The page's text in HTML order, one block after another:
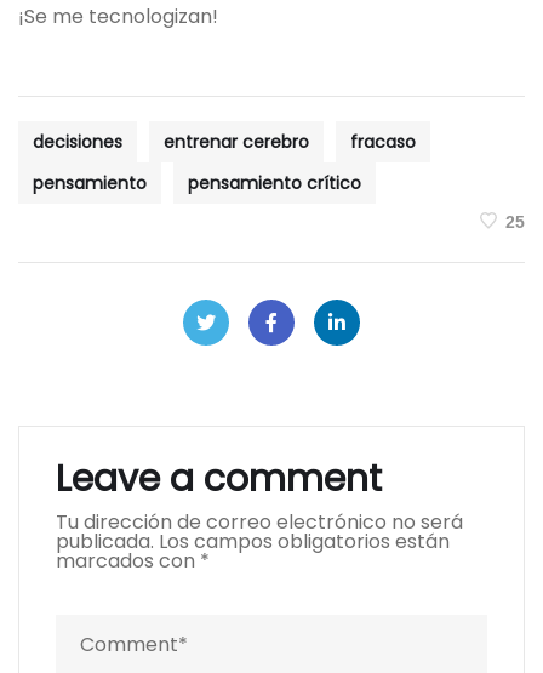
¡Se me tecnologizan!
decisiones entrenar cerebro
fracaso
pensamiento
pensamiento crítico
25
Leave a comment
Tu dirección de correo electrónico no será
publicada. Los campos obligatorios están
marcados con *